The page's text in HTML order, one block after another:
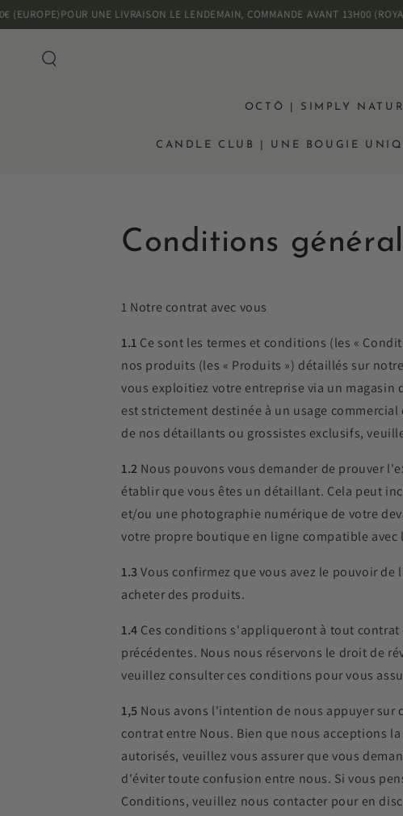
IGNORER LE
CONTENU
POUR UNE LIVRAISON LE LENDEMAIN, COMMANDE AVANT 13H00 (ROYAUME-
OCTŌ | SIMPLY
CANDLE CLUB | UNE BOUGIE
Conditions
1 Notre contrat avec vous
1.1 Ce sont les termes et conditions (les «
nos produits (les « Produits ») détaillés sur
vous exploitiez votre entreprise via un
est strictement destinée à un usage
de nos détaillants ou grossistes exclusifs,
1.2 Nous pouvons vous demander de prouver
établir que vous êtes un détaillant. Cela peut
et/ou une photographie numérique de votre
votre propre boutique en ligne compatible avec
1.3 Vous confirmez que vous avez le pouvoir
acheter des produits.
1.4 Ces conditions s'appliqueront à tout
précédentes. Nous nous réservons le droit de
veuillez consulter ces conditions pour vous
1,5 Nous avons l'intention de nous appuyer sur
contrat entre Nous. Bien que nous acceptions
autorisés, veuillez vous assurer que vous
d'éviter toute confusion entre nous. Si vous
Conditions, veuillez nous contacter pour en